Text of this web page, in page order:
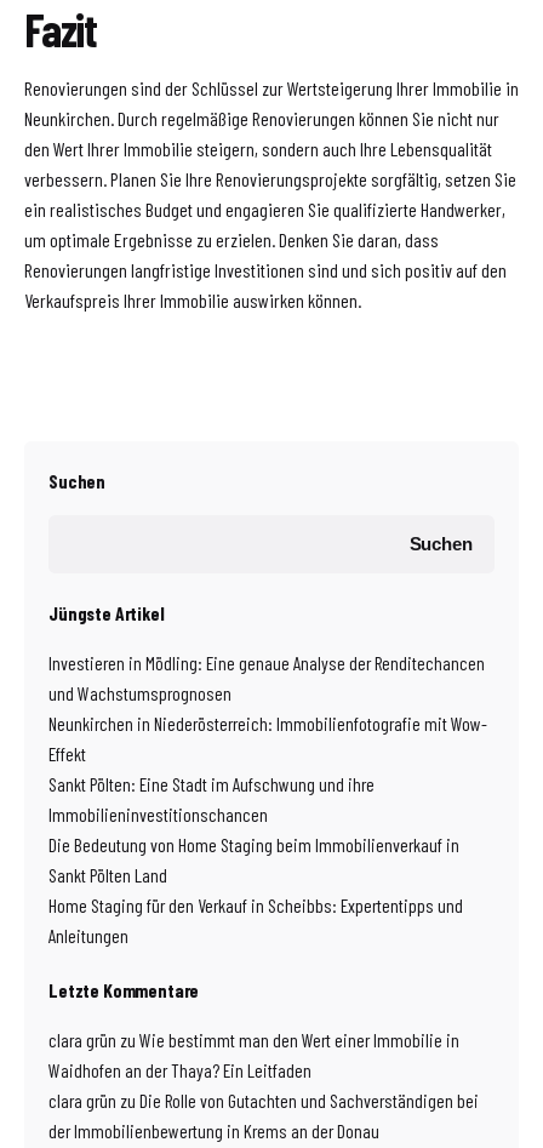
Fazit
Renovierungen sind der Schlüssel zur Wertsteigerung Ihrer Immobilie in
Neunkirchen. Durch regelmäßige Renovierungen können Sie nicht nur
den Wert Ihrer Immobilie steigern, sondern auch Ihre Lebensqualität
verbessern. Planen Sie Ihre Renovierungsprojekte sorgfältig, setzen Sie
ein realistisches Budget und engagieren Sie qualifizierte Handwerker,
um optimale Ergebnisse zu erzielen. Denken Sie daran, dass
Renovierungen langfristige Investitionen sind und sich positiv auf den
Verkaufspreis Ihrer Immobilie auswirken können.
Suchen
Suchen
Jüngste Artikel
Investieren in Mödling: Eine genaue Analyse der Renditechancen
und Wachstumsprognosen
Neunkirchen in Niederösterreich: Immobilienfotografie mit Wow-
Effekt
Sankt Pölten: Eine Stadt im Aufschwung und ihre
Immobilieninvestitionschancen
Die Bedeutung von Home Staging beim Immobilienverkauf in
Sankt Pölten Land
Home Staging für den Verkauf in Scheibbs: Expertentipps und
Anleitungen
Letzte Kommentare
clara grün zu Wie bestimmt man den Wert einer Immobilie in
Waidhofen an der Thaya? Ein Leitfaden
clara grün zu Die Rolle von Gutachten und Sachverständigen bei
der Immobilienbewertung in Krems an der Donau